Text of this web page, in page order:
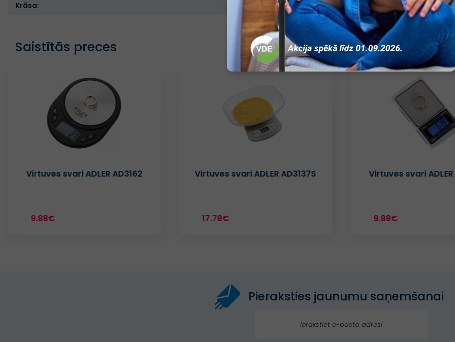
Krāsa:
Saistītās preces
Virtuves svari ADLER AD3162
9.88€
Virtuves svari ADLER AD3137S
17.78€
Virtuves svari ADLER
9.88€
Pieraksties jaunumu saņemšanai